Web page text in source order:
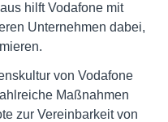
hilft Vodafone mit
Unternehmen dabei,
von Vodafone
Maßnahmen
zur Vereinbarkeit von